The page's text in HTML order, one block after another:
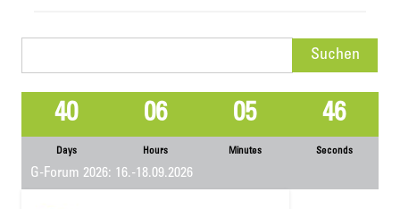
40
Days
06
Hours
05
Minutes
46
Seconds
G-Forum 2026: 16.-18.09.2026